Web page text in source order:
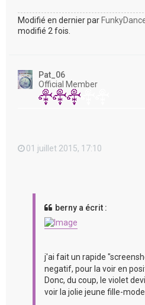
Modifié en dernier par
modifié 2 fois.
Pat_06
Official Member
01 juillet 2015, 17:10
berny a écrit :
j'ai fait un rapide
negatif, pour la voir en
Donc, du coup, le violet
voir la jolie jeune fille-